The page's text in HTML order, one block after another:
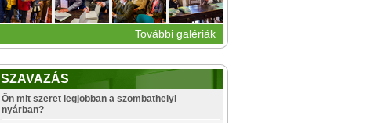
További galériák
SZAVAZÁS
Ön mit szeret legjobban a szombathelyi
nyárban?